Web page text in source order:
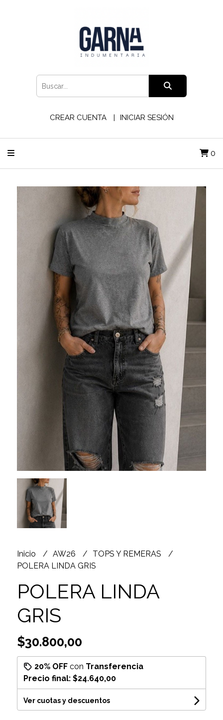
CREAR CUENTA INICIAR SESIÓN
0
Inicio AW26
TOPS Y REMERAS
POLERA LINDA GRIS
POLERA LINDA
GRIS
$30.800,00
20% OFFcon Transferencia
Precio final: $24.640,00
Ver cuotas y descuentos